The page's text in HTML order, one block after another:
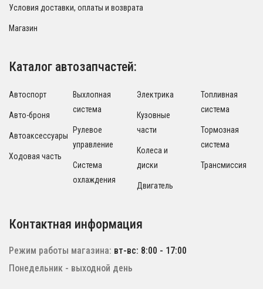
Условия доставки, оплаты и возврата
Магазин
Каталог автозапчастей:
Автоспорт
Авто-броня
Автоаксессуары
Ходовая часть
Выхлопная
система
Рулевое
управление
Система
охлаждения
Электрика
Кузовные
части
Колеса и
диски
Двигатель
Топливная
система
Тормозная
система
Трансмиссия
Контактная информация
Режим работы магазина: вт-вс: 8:00 - 17:00
Понедельник - выходной день